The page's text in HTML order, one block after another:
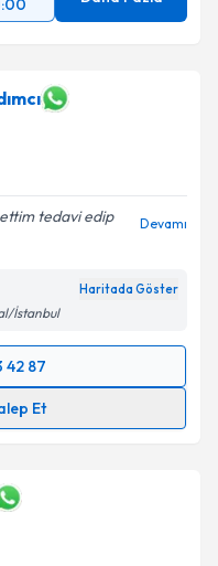
Gönder
tedavi edip
Devamı
Haritada Göster
İstanbul
42 87
Et
ile bilgilendireceğiz.